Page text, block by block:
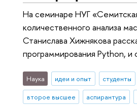
На семинаре НУГ
количественного анализа
Станислава Хижнякова
программирования Python,
Наука идеи и опыт студенты
второе высшее
аспирантура